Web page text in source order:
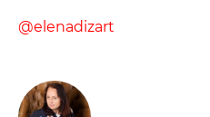
@elenadizart